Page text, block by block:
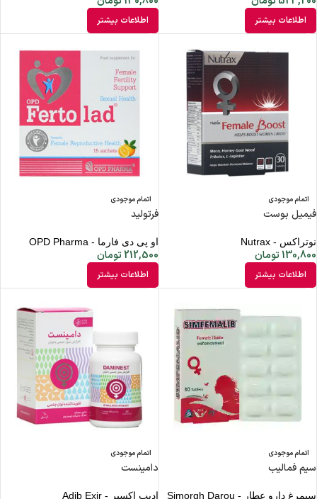
اطلاعات بیشتر اطلاعات بیشتر
اتمام موجودی
فیمیل بوست
نوتراکس - Nutrax
130,800تومان
اطلاعات بیشتر
اتمام موجودی
فرتولید
او پی دی فارما - OPD Pharma
212,500 تومان
اطلاعات بیشتر
اتمام موجودی
سیم فمالیب
سیمرغ دارو عطار - Simorgh Darou
اتمام موجودی
دامینست
ادیب اکسیر - Adib Exir